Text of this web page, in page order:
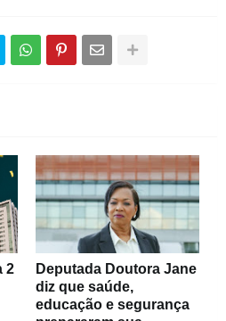
2
Deputada Doutora Jane
diz que saúde,
educação e segurança